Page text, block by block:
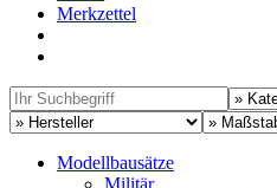
Merkzettel
Modellbausätze
Militär